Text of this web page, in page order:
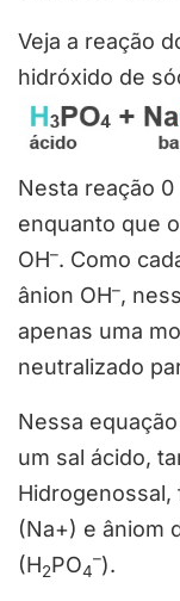
Veja a reação
hidróxido de
Nesta reação 0
enquanto que
OH–. Como
ânion OH–,
apenas uma
neutralizado
Nessa
um sal ácido,
(Na+) e âniom
(H2PO4
–).